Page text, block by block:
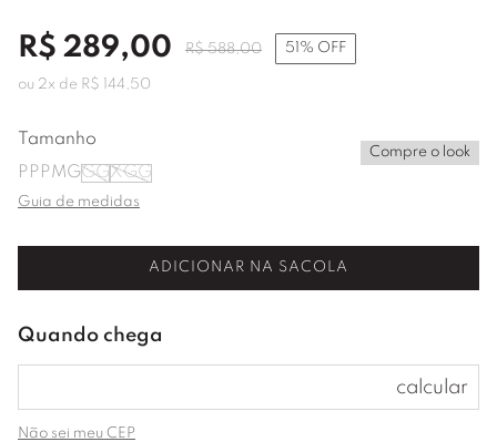
R$ 289,00 R$ 588,00 51% OFF
ou 2x de R$ 144 ,50
Tamanho
PP PMGGGXGG
Compre o look
Guia de medidas
ADICIONAR NA SACOLA
Não sei meu CEP